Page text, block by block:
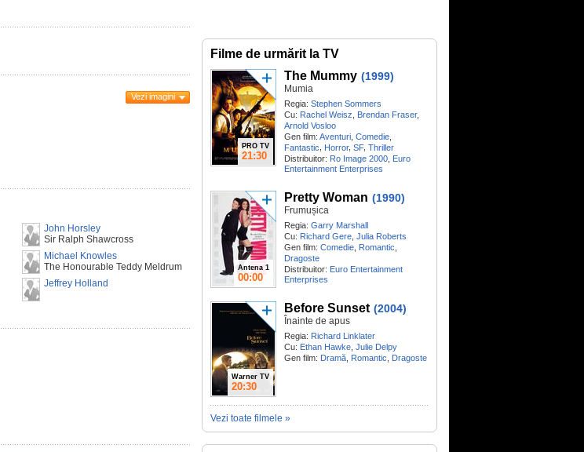
Vezi imagini
John Horsley
Sir Ralph Shawcross
Michael Knowles
The Honourable Teddy Meldrum
Jeffrey Holland
Filme de urmărit la TV
PRO TV
21:30
The Mummy (1999)
Mumia
Regia: Stephen Sommers
Cu: Rachel Weisz Brendan Fraser,
Arnold Vosloo
Gen film: Aventuri Comedie
Fantastic, Horror, SF, Thriller
Distribuitor: Ro Image 2000 Euro
Entertainment Enterprises
Antena 1
00:00
Pretty Woman (1990)
Frumușica
Regia: Garry Marshall
Cu: Richard Gere Julia Roberts
Gen film: Comedie Romantic
Dragoste
Distribuitor: Euro Entertainment
Enterprises
Warner TV
20:30
Before Sunset (2004)
Înainte de apus
Regia: Richard Linklater
Cu: Ethan Hawke Julie Delpy
Gen film: Dramă Romantic Dragoste
Vezi toate filmele »